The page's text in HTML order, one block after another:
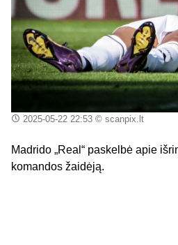
2025-05-22 22:53© scanpix.lt
Madrido „Real“ paskelbė apie
komandos žaidėją.